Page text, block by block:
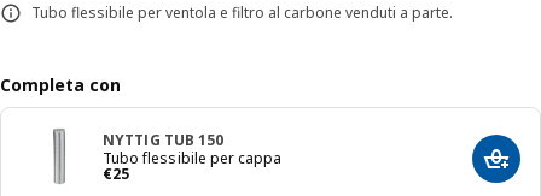
Tubo flessibile per ventola e filtro al carbone venduti a parte.
Completa con
NYTTIG TUB 150
Tubo flessibile per cappa
€25
Prezzo € 25